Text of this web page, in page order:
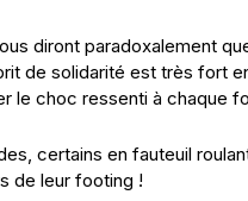
diront paradoxalement
de solidarité est très fort
le choc ressenti à chaque
certains en fauteuil
de leur footing !